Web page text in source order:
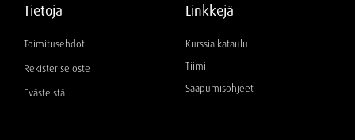
Tietoja
Toimitusehdot
Rekisteriseloste
Evästeistä
Linkkejä
Kurssiaikataulu
Tiimi
Saapumisohjeet